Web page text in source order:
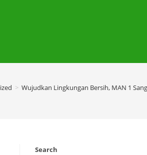
> Wujudkan Lingkungan Bersih, MAN 1
Search